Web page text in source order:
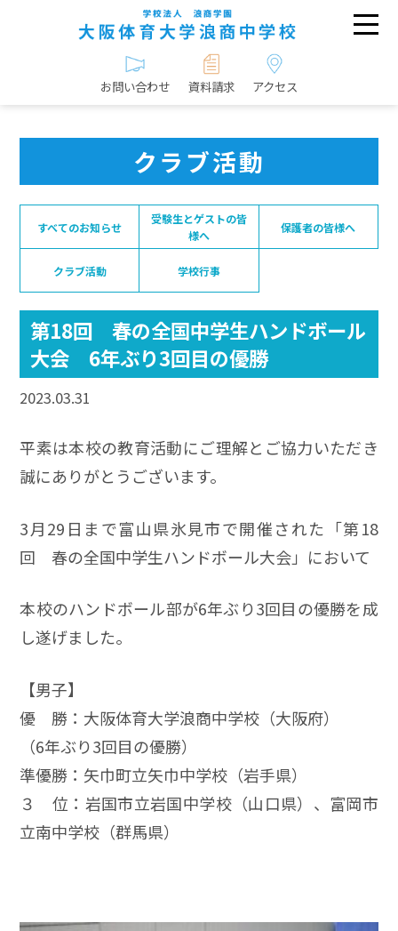
お問い合わせ 資料請求 アクセス
クラブ活動
すべてのお知らせ
受験生とゲストの皆
様へ
保護者の皆様へ
クラブ活動 学校行事
第18回 春の全国中学生ハンドボール
大会 6年ぶり3回目の優勝
2023.03.31
平素は本校の教育活動にご理解とご協力いただき
誠にありがとうございます。
3月29日まで富山県氷見市で開催された「第18
回 春の全国中学生ハンドボール大会」において
本校のハンドボール部が6年ぶり3回目の優勝を成
し遂げました。
【男子】
優 勝：大阪体育大学浪商中学校（大阪府）
（6年ぶり3回目の優勝）
準優勝：矢巾町立矢巾中学校（岩手県）
３ 位：岩国市立岩国中学校（山口県）、富岡市
立南中学校（群馬県）